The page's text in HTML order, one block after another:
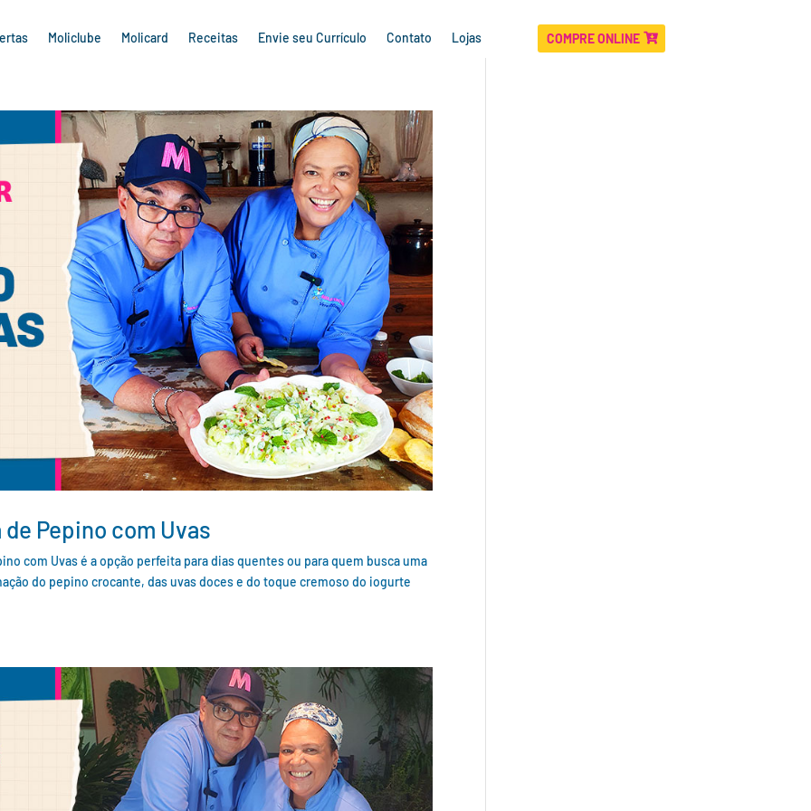
Moliclube Molicard Receitas Envie seu Currículo Contato Lojas COMPRE ONLINE
Pepino com Uvas
com Uvas é a opção perfeita para dias quentes ou para quem busca uma
do pepino crocante, das uvas doces e do toque cremoso do iogurte